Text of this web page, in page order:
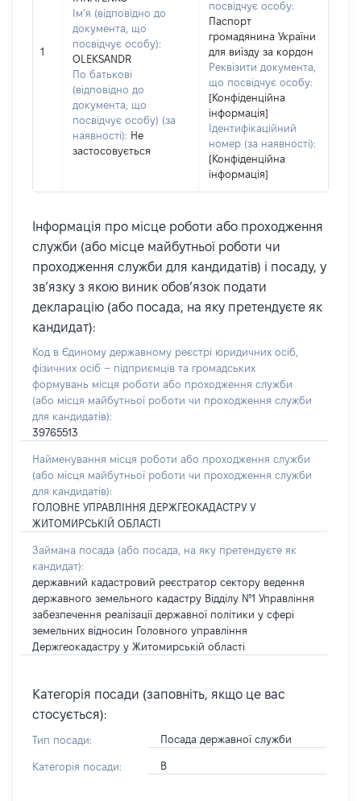
1
Ім’я (відповідно до
документа, що
посвідчує особу):
OLEKSANDR
По батькові
(відповідно до
документа, що
посвідчує особу) (за
наявності): Не
застосовується
посвідчує особу:
Паспорт
громадянина України
для виїзду за кордон
Реквізити документа,
що посвідчує особу:
[Конфіденційна
інформація]
Ідентифікаційний
номер (за наявності):
[Конфіденційна
інформація]
Інформація про місце роботи або проходження
служби (або місце майбутньої роботи чи
проходження служби для кандидатів) і посаду, у
зв’язку з якою виник обов’язок подати
декларацію (або посада, на яку претендуєте як
кандидат):
Код в Єдиному державному реєстрі юридичних осіб,
фізичних осіб – підприємців та громадських
формувань місця роботи або проходження служби
(або місця майбутньої роботи чи проходження служби
для кандидатів):
39765513
Найменування місця роботи або проходження служби
(або місця майбутньої роботи чи проходження служби
для кандидатів):
ГОЛОВНЕ УПРАВЛІННЯ ДЕРЖГЕОКАДАСТРУ У
ЖИТОМИРСЬКІЙ ОБЛАСТІ
Займана посада (або посада, на яку претендуєте як
кандидат):
державний кадастровий реєстратор сектору ведення
державного земельного кадастру Відділу №1 Управління
забезпечення реалізації державної політики у сфері
земельних відносин Головного управління
Держгеокадастру у Житомирській області
Категорія посади (заповніть, якщо це вас
стосується):
Тип посади: Посада державної служби
Категорія посади: В